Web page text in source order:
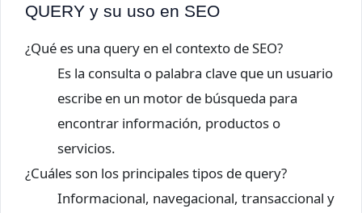
QUERY y su uso en SEO
¿Qué es una query en el contexto de SEO?
Es la consulta o palabra clave que un usuario
escribe en un motor de búsqueda para
encontrar información, productos o
servicios.
¿Cuáles son los principales tipos de query?
Informacional, navegacional, transaccional y